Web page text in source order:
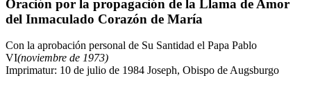
Oración por la propagación de la Llama de Amor
del Inmaculado Corazón de María
Con la aprobación personal de Su Santidad el Papa Pablo
VI(noviembre de 1973)
Imprimatur: 10 de julio de 1984 Joseph, Obispo de Augsburgo